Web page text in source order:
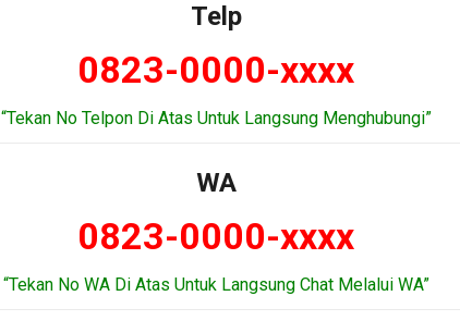
Telp
0823-0000-xxxx
“Tekan No Telpon Di Atas Untuk Langsung Menghubungi”
WA
0823-0000-xxxx
“Tekan No WA Di Atas Untuk Langsung Chat Melalui WA”